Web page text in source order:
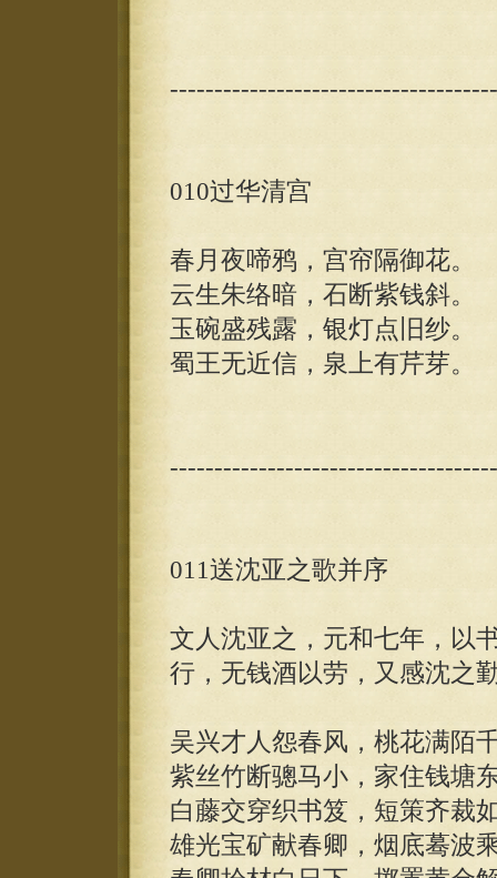
010过华清宫
春月夜啼鸦，宫帘隔御花。
云生朱络暗，石断紫钱斜。
玉碗盛残露，银灯点旧纱。
蜀王无近信，泉上有芹芽。
011送沈亚之歌并序
文人沈亚之，元和七年，以
行，无钱酒以劳，又感沈之
吴兴才人怨春风，桃花满陌
紫丝竹断骢马小，家住钱塘
白藤交穿织书笈，短策齐裁
雄光宝矿献春卿，烟底蓦波